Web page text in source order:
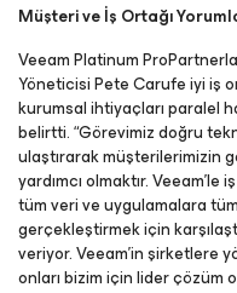
Müşteri ve İş Ortağı
Veeam Platinum
Yöneticisi Pete Carufe iyi iş
kurumsal ihtiyaçları paralel
belirtti. “Görevimiz doğru
ulaştırarak müşterilerimizin
yardımcı olmaktır. Veeam’le
tüm veri ve uygulamalara
gerçekleştirmek için
veriyor. Veeam’in şirketlere
onları bizim için lider çözüm